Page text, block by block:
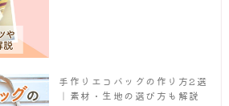
手作りエコバッグの作り方2選
｜素材・生地の選び方も解説